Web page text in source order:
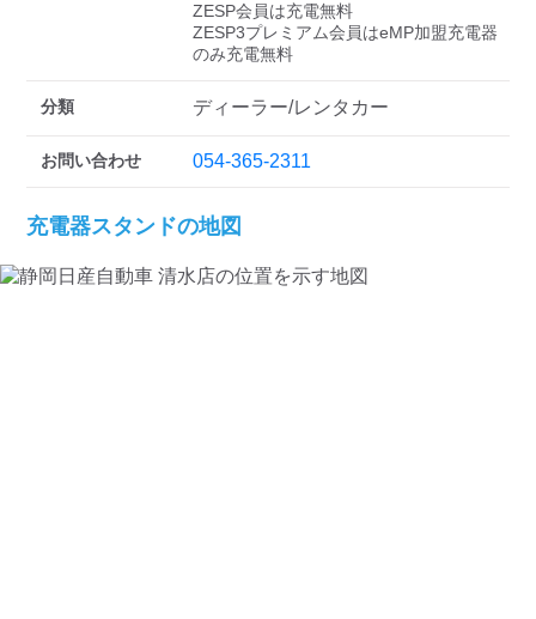
ZESP会員は充電無料
ZESP3プレミアム会員はeMP加盟充電器
のみ充電無料
分類 ディーラー/レンタカー
お問い合わせ 054-365-2311
充電器スタンドの地図